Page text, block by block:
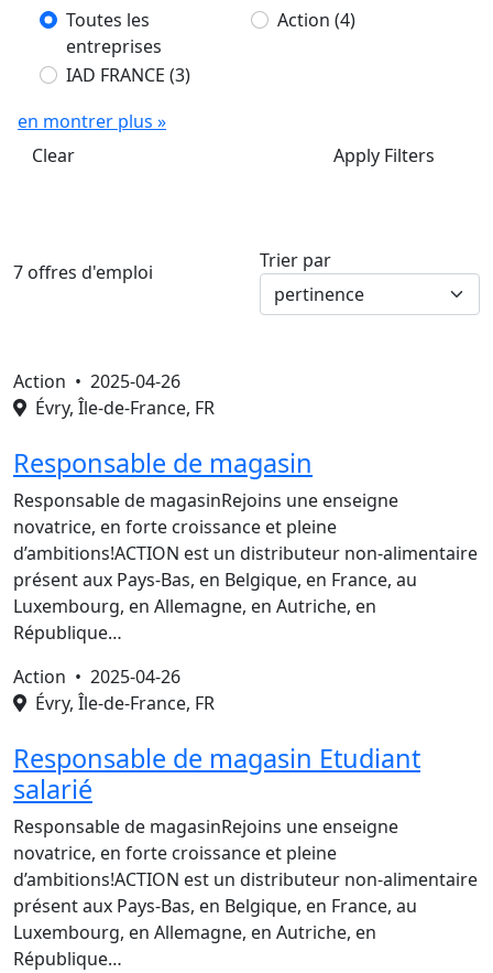
Toutes les
entreprises
Action (4)
IAD FRANCE (3)
en montrer plus »
Clear
Apply Filters
7 offres d'emploi Trier par
Action • 2025-04-26
Évry, Île-de-France, FR
Responsable de magasin
Responsable de magasinRejoins une enseigne
novatrice, en forte croissance et pleine
d’ambitions!ACTION est un distributeur non-alimentaire
présent aux Pays-Bas, en Belgique, en France, au
Luxembourg, en Allemagne, en Autriche, en
République…
Action • 2025-04-26
Évry, Île-de-France, FR
Responsable de magasin Etudiant
salarié
Responsable de magasinRejoins une enseigne
novatrice, en forte croissance et pleine
d’ambitions!ACTION est un distributeur non-alimentaire
présent aux Pays-Bas, en Belgique, en France, au
Luxembourg, en Allemagne, en Autriche, en
République…